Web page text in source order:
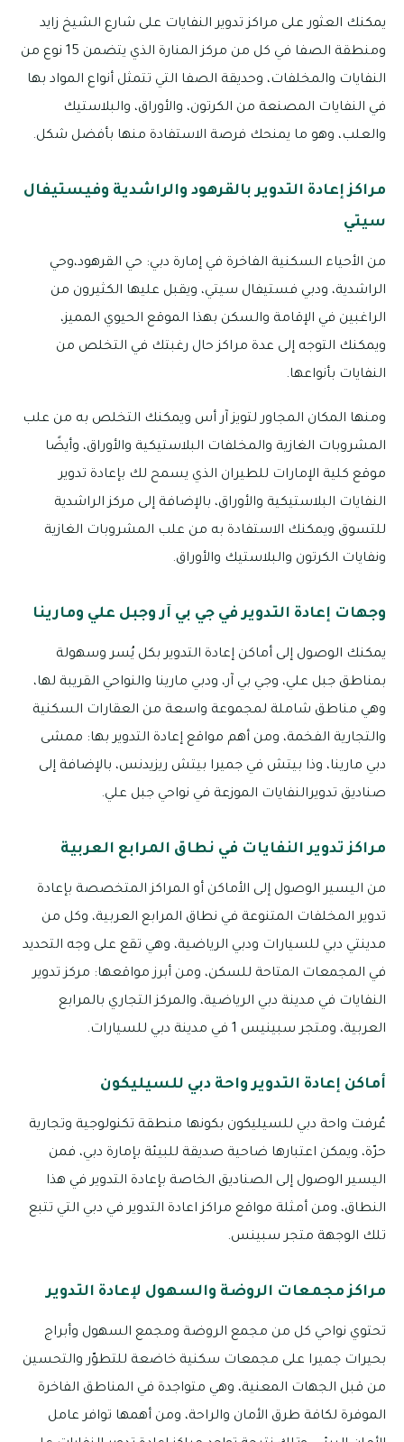
يمكنك العثور على مراكز تدوير النفايات على شارع الشيخ زايد
ومنطقة الصفا في كل من مركز المنارة الذي يتضمن 15 نوع من
النفايات والمخلفات، وحديقة الصفا التي تتمثل أنواع المواد بها
في النفايات المصنعة من الكرتون، والأوراق، والبلاستيك
والعلب، وهو ما يمنحك فرصة الاستفادة منها بأفضل شكل.
مراكز إعادة التدوير بالقرهود والراشدية وفيستيفال
سيتي
من الأحياء السكنية الفاخرة في إمارة دبي: حي القرهود،وحي
الراشدية، ودبي فستيفال سيتي، ويقبل عليها الكثيرون من
الراغبين في الإقامة والسكن بهذا الموقع الحيوي المميز،
ويمكنك التوجه إلى عدة مراكز حال رغبتك في التخلص من
النفايات بأنواعها.
ومنها المكان المجاور لتويز آر أس ويمكنك التخلص به من علب
المشروبات الغازية والمخلفات البلاستيكية والأوراق، وأيضًا
موقع كلية الإمارات للطيران الذي يسمح لك بإعادة تدوير
النفايات البلاستيكية والأوراق، بالإضافة إلى مركز الراشدية
للتسوق ويمكنك الاستفادة به من علب المشروبات الغازية
ونفايات الكرتون والبلاستيك والأوراق.
وجهات إعادة التدوير في جي بي آر وجبل علي ومارينا
يمكنك الوصول إلى أماكن إعادة التدوير بكل يُسر وسهولة
بمناطق جبل علي، وجي بي آر، ودبي مارينا والنواحي القريبة لها،
وهي مناطق شاملة لمجموعة واسعة من العقارات السكنية
والتجارية الفخمة، ومن أهم مواقع إعادة التدوير بها: ممشى
دبي مارينا، وذا بيتش في جميرا بيتش ريزيدنس، بالإضافة إلى
صناديق تدويرالنفايات الموزعة في نواحي جبل علي.
مراكز تدوير النفايات في نطاق المرابع العربية
من اليسير الوصول إلى الأماكن أو المراكز المتخصصة بإعادة
تدوير المخلفات المتنوعة في نطاق المرابع العربية، وكل من
مدينتي دبي للسيارات ودبي الرياضية، وهي تقع على وجه التحديد
في المجمعات المتاحة للسكن، ومن أبرز مواقعها: مركز تدوير
النفايات في مدينة دبي الرياضية، والمركز التجاري بالمرابع
العربية، ومتجر سبينيس 1 في مدينة دبي للسيارات.
أماكن إعادة التدوير واحة دبي للسيليكون
عُرفت واحة دبي للسيليكون بكونها منطقة تكنولوجية وتجارية
حرّة، ويمكن اعتبارها ضاحية صديقة للبيئة بإمارة دبي، فمن
اليسير الوصول إلى الصناديق الخاصة بإعادة التدوير في هذا
النطاق، ومن أمثلة مواقع مراكز اعادة التدوير في دبي التي تتبع
تلك الوجهة متجر سبينس.
مراكز مجمعات الروضة والسهول لإعادة التدوير
تحتوي نواحي كل من مجمع الروضة ومجمع السهول وأبراج
بحيرات جميرا على مجمعات سكنية خاضعة للتطوّر والتحسين
من قبل الجهات المعنية، وهي متواجدة في المناطق الفاخرة
الموفرة لكافة طرق الأمان والراحة، ومن أهمها توافر عامل